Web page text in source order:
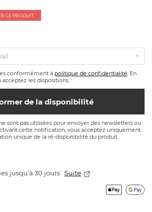
CE PRODUIT.
conformément à politique de confidentialité. En
les dispositions.
de la disponibilité
sont pas utilisées pour envoyer des newsletters ou
cette notification, vous acceptez uniquement
unique de la ré-disponibilité du produit.
jusqu'à 30 jours Suite